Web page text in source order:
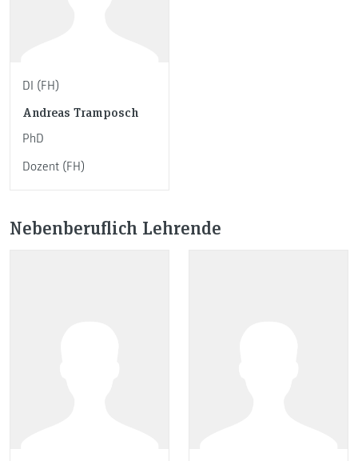
DI (FH)
Andreas Tramposch
PhD
Dozent (FH)
Nebenberuflich Lehrende